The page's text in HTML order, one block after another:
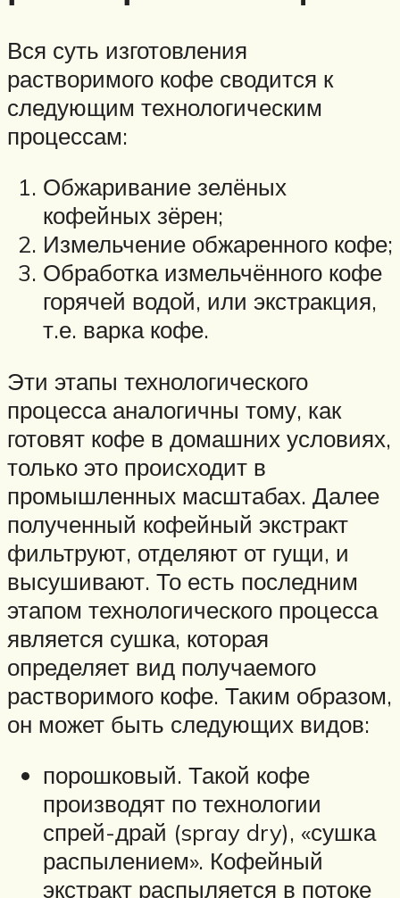
Вся суть изготовления
растворимого кофе сводится к
следующим технологическим
процессам:
Обжаривание зелёных
кофейных зёрен;
Измельчение обжаренного кофе;
Обработка измельчённого кофе
горячей водой, или экстракция,
т.е. варка кофе.
Эти этапы технологического
процесса аналогичны тому, как
готовят кофе в домашних условиях,
только это происходит в
промышленных масштабах. Далее
полученный кофейный экстракт
фильтруют, отделяют от гущи, и
высушивают. То есть последним
этапом технологического процесса
является сушка, которая
определяет вид получаемого
растворимого кофе. Таким образом,
он может быть следующих видов:
порошковый. Такой кофе
производят по технологии
спрей-драй (spray dry), «сушка
распылением». Кофейный
экстракт распыляется в потоке